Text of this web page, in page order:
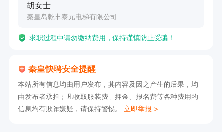
胡女士
秦皇岛乾丰泰元电梯有限公司
求职过程中请勿缴纳费用，保持谨慎防止受骗！
秦皇快聘安全提醒
本站所有信息均由用户发布，其内容及因之产生的后果，均
由发布者承担；凡收取服装费、押金、报名费等各种费用的
信息均有欺诈嫌疑，请保持警惕。 立即举报 >